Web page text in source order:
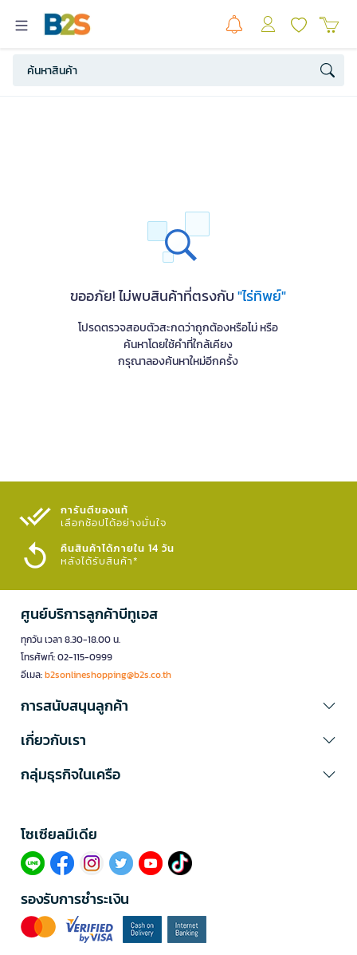
ขออภัย! ไม่พบสินค้าที่ตรงกับ"ไร่ทิพย์"
โปรดตรวจสอบตัวสะกดว่าถูกต้องหรือไม่ หรือ
ค้นหาโดยใช้คำที่ใกล้เคียง
กรุณาลองค้นหาใหม่อีกครั้ง
การันตีของแท้
เลือกช้อปได้อย่างมั่นใจ​
คืนสินค้าได้ภายใน 14 วัน
หลังได้รับสินค้า*
ศูนย์บริการลูกค้าบีทูเอส
ทุกวัน เวลา 8.30-18.00 น.
โทรศัพท์: 02-115-0999
อีเมล:b2sonlineshopping@b2s.co.th
การสนับสนุนลูกค้า
เกี่ยวกับเรา
กลุ่มธุรกิจในเครือ
โซเซียลมีเดีย​
รองรับการชำระเงิน